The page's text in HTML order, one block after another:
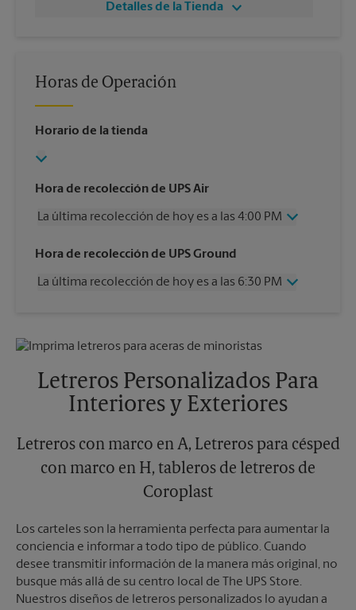
Detalles de la Tienda
Horas de Operación
Horario de la tienda
Hora de recolección de UPS Air
La última recolección de hoy es a las 4:00 PM
Miércoles
4:00 PM
Viernes
4:00 PM
Lunes
Martes
4:00 PM
Hora de recolección de UPS Ground
La última recolección de hoy es a las 6:30 PM
Viernes
6:30 PM
Domingo
Sin Recolección
6:30 PM
Letreros Personalizados Para
Interiores y Exteriores
Letreros con marco en A, Letreros para césped
con marco en H, tableros de letreros de
Coroplast
Los carteles son la herramienta perfecta para aumentar la
conciencia e informar a todo tipo de público. Cuando
desee transmitir información de la manera más original, no
busque más allá de su centro local de The UPS Store.
Nuestros diseños de letreros personalizados lo ayudan a